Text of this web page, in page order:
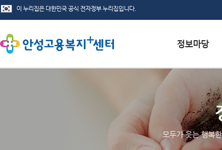
채용정보
인재정보
관련사이트
모두가 웃는 행복